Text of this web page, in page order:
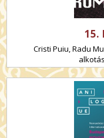
15.
Cristi Puiu, Radu